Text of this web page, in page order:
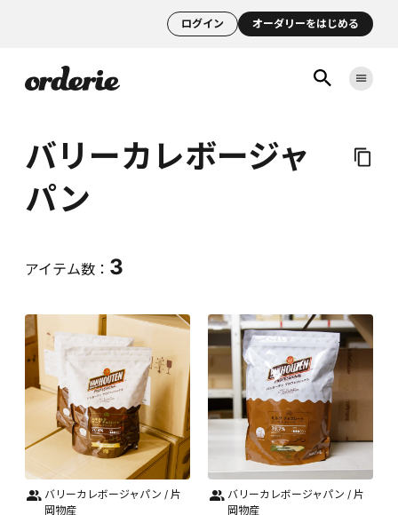
ログイン オーダリーをはじめる
バリーカレボージャ
パン
アイテム数： 3
バリーカレボージャパン / 片
岡物産
バリーカレボージャパン / 片
岡物産